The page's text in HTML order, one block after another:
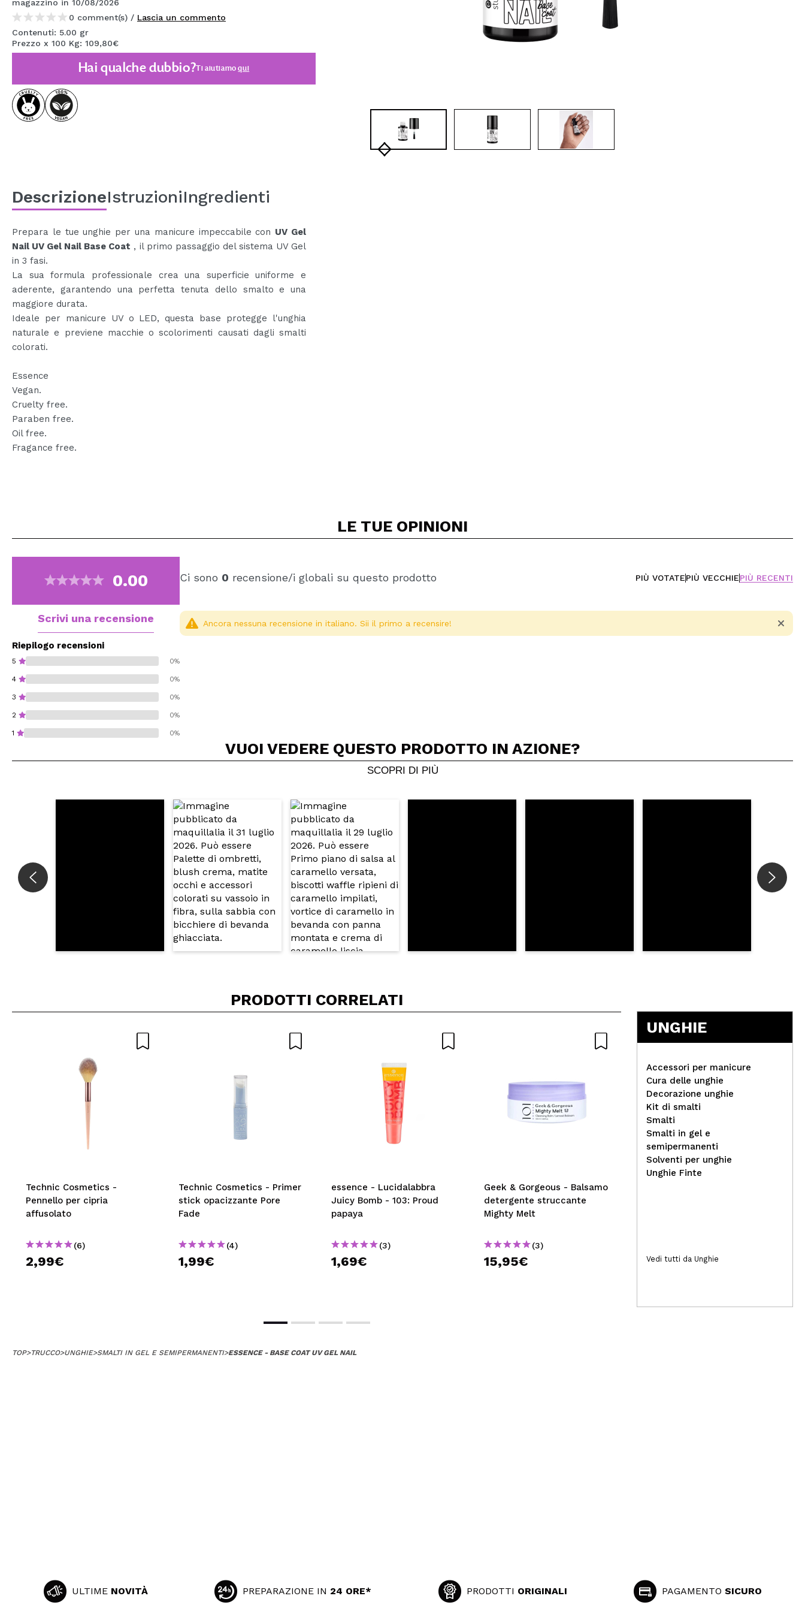
MAQUIFARMA
KOREA ZONE
TRAVEL SIZE
NATURE
SPECIALE
PROSSIMAMENTE
CREARE UN ACCOUNT
magazzino in 10/08/2026
0 comment(s) / Lascia un commento
Contenuti: 5.00 gr
Prezzo x 100 Kg: 109,80€
Hai qualche dubbio?Ti aiutiamoqui
DescrizioneIstruzioniIngredienti
Prepara le tue unghie per una manicure impeccabile con UV Gel
Nail UV Gel Nail Base Coat , il primo passaggio del sistema UV Gel
in 3 fasi.
La sua formula professionale crea una superficie uniforme e
aderente, garantendo una perfetta tenuta dello smalto e una
maggiore durata.
Ideale per manicure UV o LED, questa base protegge l'unghia
naturale e previene macchie o scolorimenti causati dagli smalti
colorati.
Essence
Vegan.
Cruelty free.
Paraben free.
Oil free.
Fragance free.
LE TUE OPINIONI
0.00
Scrivi una recensione
Riepilogo recensioni
5 0%
4 0%
3 0%
2 0%
1 0%
Ci sono 0 recensione/i globali su questo prodotto PIÙ VOTATEPIÙ VECCHIEPIÙ RECENTI
Condividi un video o una foto
Il tuo video potrebbe essere il primo. Immaginalo...
Consiglieresti questo acquisto? Si 5/5
INVIA
Ancora nessuna recensione in italiano. Sii il primo a recensire!
VUOI VEDERE QUESTO PRODOTTO IN AZIONE?
SCOPRI DI PIÙ
PRODOTTI CORRELATI
Technic Cosmetics -
Pennello per cipria
affusolato
(6)
2,99€
Technic Cosmetics - Primer
stick opacizzante Pore
Fade
(4)
1,99€
essence - Lucidalabbra
Juicy Bomb - 103: Proud
papaya
(3)
1,69€
Geek & Gorgeous - Balsamo
detergente struccante
Mighty Melt
(3)
15,95€
Technic Cosmetics -
Smalto per unghie matte -
Ballerina girl
1,49€
UNGHIE
Accessori per manicure
Cura delle unghie
Decorazione unghie
Kit di smalti
Smalti
Smalti in gel e
semipermanenti
Solventi per unghie
Unghie Finte
Vedi tutti da Unghie
TOP>TRUCCO>UNGHIE>SMALTI IN GEL E SEMIPERMANENTI>ESSENCE - BASE COAT UV GEL NAIL
ULTIME NOVITÀ PREPARAZIONE IN 24 ORE* PRODOTTI ORIGINALI PAGAMENTO SICURO